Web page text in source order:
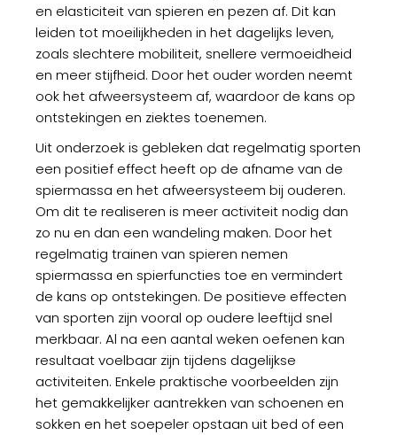
en elasticiteit van spieren en pezen af. Dit kan
leiden tot moeilijkheden in het dagelijks leven,
zoals slechtere mobiliteit, snellere vermoeidheid
en meer stijfheid. Door het ouder worden neemt
ook het afweersysteem af, waardoor de kans op
ontstekingen en ziektes toenemen.
Uit onderzoek is gebleken dat regelmatig sporten
een positief effect heeft op de afname van de
spiermassa en het afweersysteem bij ouderen.
Om dit te realiseren is meer activiteit nodig dan
zo nu en dan een wandeling maken. Door het
regelmatig trainen van spieren nemen
spiermassa en spierfuncties toe en vermindert
de kans op ontstekingen. De positieve effecten
van sporten zijn vooral op oudere leeftijd snel
merkbaar. Al na een aantal weken oefenen kan
resultaat voelbaar zijn tijdens dagelijkse
activiteiten. Enkele praktische voorbeelden zijn
het gemakkelijker aantrekken van schoenen en
sokken en het soepeler opstaan uit bed of een